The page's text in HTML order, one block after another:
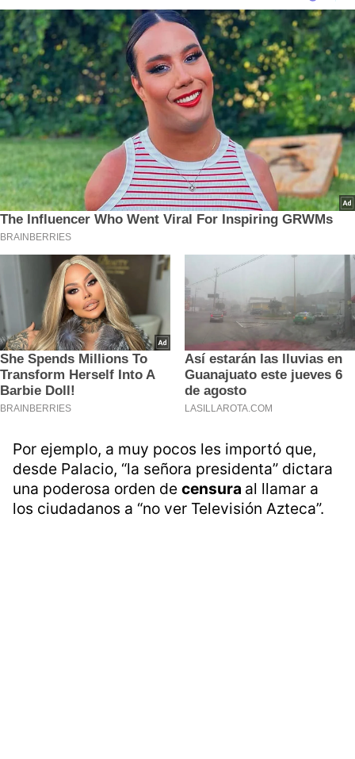
Por ejemplo, a muy pocos les importó que,
desde Palacio, “la señora presidenta” dictara
una poderosa orden de censura al llamar a
los ciudadanos a “no ver Televisión Azteca”.